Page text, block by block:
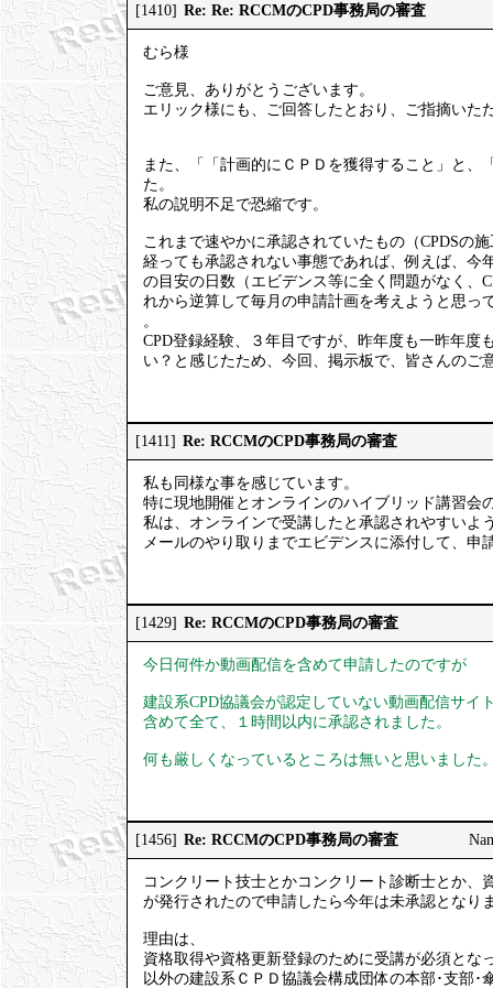
[1410] Re: Re: RCCMのCPD事務局の審査
むら様
ご意見、ありがとうございます。
エリック様にも、ご回答したとおり、ご指摘いた
また、「「計画的にＣＰＤを獲得すること」と
た。
私の説明不足で恐縮です。
これまで速やかに承認されていたもの（CPDSの
経っても承認されない事態であれば、例えば、今
の目安の日数（エビデンス等に全く問題がなく、
れから逆算して毎月の申請計画を考えようと思っ
。
CPD登録経験、３年目ですが、昨年度も一昨年度
い？と感じたため、今回、掲示板で、皆さんのご
[1411] Re: RCCMのCPD事務局の審査
私も同様な事を感じています。
特に現地開催とオンラインのハイブリッド講習会
私は、オンラインで受講したと承認されやすいよ
メールのやり取りまでエビデンスに添付して、申
[1429] Re: RCCMのCPD事務局の審査
今日何件か動画配信を含めて申請したのですが
建設系CPD協議会が認定していない動画配信サイ
含めて全て、１時間以内に承認されました。
何も厳しくなっているところは無いと思いました
[1456] Re: RCCMのCPD事務局の審査
コンクリート技士とかコンクリート診断士とか、
が発行されたので申請したら今年は未承認となり
理由は、
資格取得や資格更新登録のために受講が必須とな
以外の建設系ＣＰＤ協議会構成団体の本部･支部